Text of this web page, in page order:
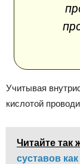
Учитывая
кислотой
Читайте так
суставов